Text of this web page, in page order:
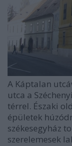
A Káptalan
utca a
térrel. Északi
épületek
székesegyház
szerelemesek